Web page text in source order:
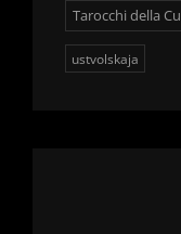
Tarocchi della
ustvolskaja